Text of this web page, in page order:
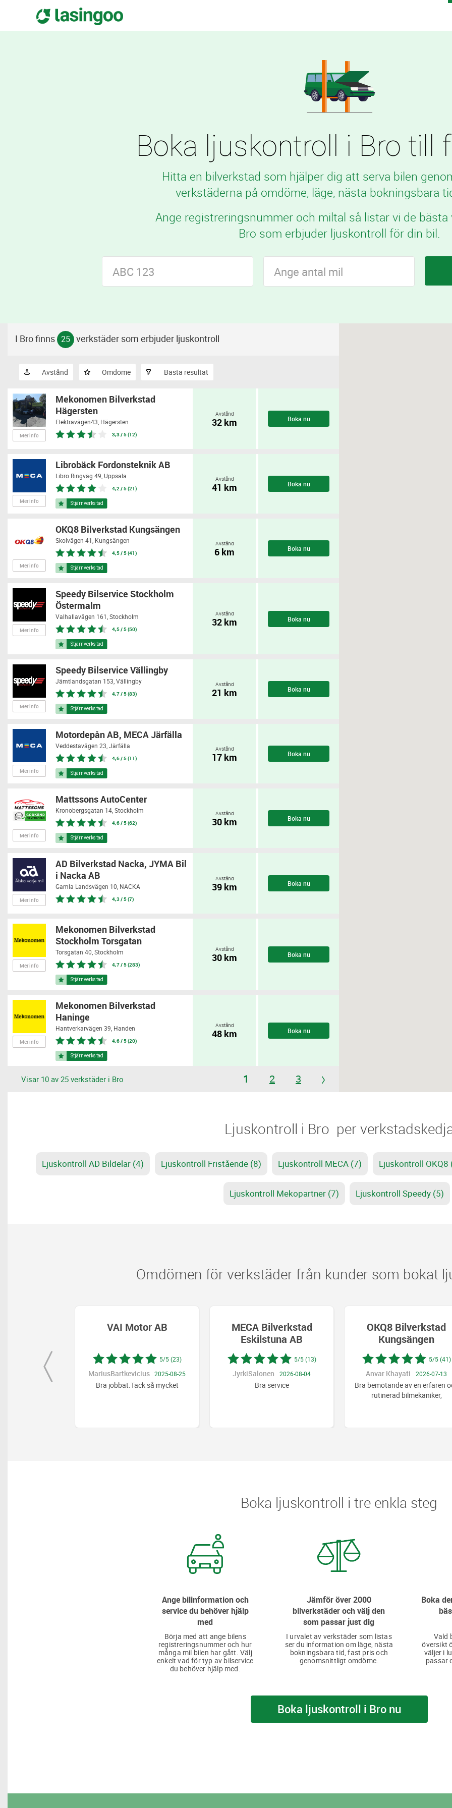
Boka ljuskontroll i Bro till
Hitta en bilverkstad som hjälper dig att serva bilen
verkstäderna på omdöme, läge, nästa bokningsbara
Ange registreringsnummer och miltal så listar vi de bästa
Bro som erbjuder ljuskontroll för din bil.
I Bro finns 25 verkstäder som erbjuder ljuskontroll
Avstånd Omdöme Bästa resultat
Mer info
Mekonomen Bilverkstad
Hägersten
Elektravägen43, Hägersten
3,3 / 5 (12)
Avstånd
32 km Boka nu
Mer info
Librobäck Fordonsteknik AB
Libro Ringväg 49, Uppsala
4,2 / 5 (21)
Avstånd
41 km Boka nu
Mer info
OKQ8 Bilverkstad Kungsängen
Skolvägen 41, Kungsängen
4,5 / 5 (41)
Avstånd
6 km Boka nu
Mer info
Speedy Bilservice Stockholm
Östermalm
Valhallavägen 161, Stockholm
4,5 / 5 (50)
Avstånd
32 km Boka nu
Mer info
Speedy Bilservice Vällingby
Jämtlandsgatan 153, Vällingby
4,7 / 5 (83)
Avstånd
21 km Boka nu
Mer info
Motordepån AB, MECA Järfälla
Veddestavägen 23, Järfälla
4,6 / 5 (11)
Avstånd
17 km Boka nu
Mer info
Mattssons AutoCenter
Kronobergsgatan 14, Stockholm
4,6 / 5 (62)
Avstånd
30 km Boka nu
Mer info
AD Bilverkstad Nacka, JYMA Bil
i Nacka AB
Gamla Landsvägen 10, NACKA
4,3 / 5 (7)
Avstånd
39 km Boka nu
Mer info
Mekonomen Bilverkstad
Stockholm Torsgatan
Torsgatan 40, Stockholm
4,7 / 5 (283)
Avstånd
30 km Boka nu
Mer info
Mekonomen Bilverkstad
Haninge
Hantverkarvägen 39, Handen
4,6 / 5 (20)
Avstånd
48 km Boka nu
Visar 10 av 25 verkstäder i Bro 1 2 3
​​Ljuskontroll i Bro ​​ per
Ljuskontroll AD Bildelar (4) Ljuskontroll Fristående (8) Ljuskontroll MECA (7) Ljuskontroll OKQ8
Ljuskontroll Mekopartner (7) Ljuskontroll Speedy (5)
Omdömen för verkstäder från kunder som bokat
5/5 (21)
VAI Motor AB
5/5 (23)
MariusBartkevicius 2025-08-25
Bra jobbat.Tack så mycket
MECA Bilverkstad
Eskilstuna AB
5/5 (13)
JyrkiSalonen 2026-08-04
Bra service
OKQ8 Bilverkstad
Kungsängen
5/5 (41)
Anvar Khayati 2026-07-13
Bra bemötande av en erfaren
rutinerad bilmekaniker,
Boka ljuskontroll i tre enkla steg
Ange bilinformation och
service du behöver hjälp
med
Börja med att ange bilens
registreringsnummer och hur
många mil bilen har gått. Välj
enkelt vad för typ av bilservice
du behöver hjälp med.
Jämför över 2000
bilverkstäder och välj den
som passar just dig
I urvalet av verkstäder som listas
ser du information om läge, nästa
bokningsbara tid, fast pris och
genomsnittligt omdöme.
Boka
Vald
översikt
väljer i
passar
Boka ljuskontroll i Bro nu